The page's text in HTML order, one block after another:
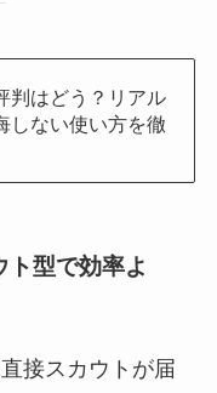
判はどう？リアル
しない使い方を徹
ト型で効率よ
接スカウトが届